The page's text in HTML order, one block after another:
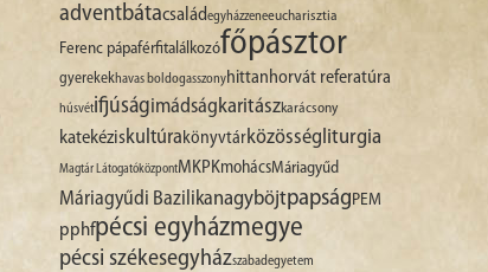
adventbátacsaládegyházzeneeucharisztia
Ferenc pápaférfitalálkozófőpásztor
gyerekekhavas boldogasszonyhittanhorvát referatúra
húsvétifjúságimádságkaritászkarácsony
katekéziskultúra könyvtárközösségliturgia
Magtár LátogatóközpontMKPKmohácsMáriagyűd
Máriagyűdi Bazilikanagyböjtpapság PEM
pphfpécsi egyházmegye
pécsi székesegyházszabadegyetem